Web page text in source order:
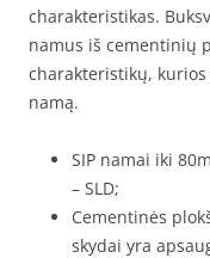
charakteristikas.
namus iš cementinių
charakteristikų, kurios
namą.
SIP namai iki
– SLD;
Cementinės
skydai yra